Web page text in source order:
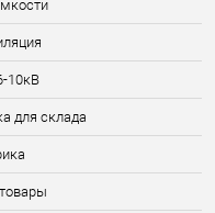
10кВ
для склада